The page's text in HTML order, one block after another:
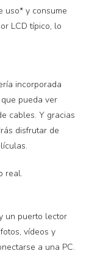
uso* y consume
LCD típico, lo
incorporada
pueda ver
cables. Y gracias
disfrutar de
real.
un puerto lector
vídeos y
a una PC.